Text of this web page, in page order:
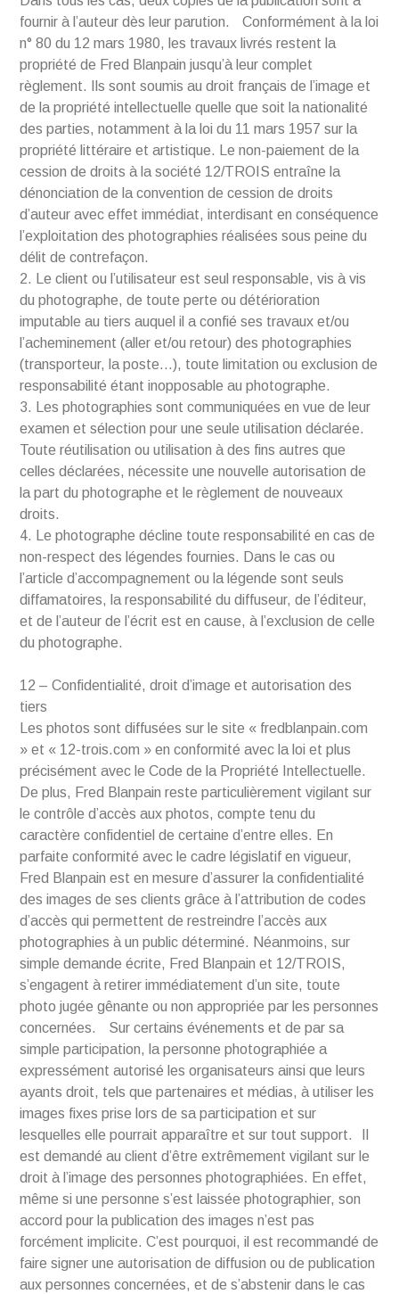
fournir à l’auteur dès leur parution. Conformément à la loi
n° 80 du 12 mars 1980, les travaux livrés restent la
propriété de Fred Blanpain jusqu’à leur complet
règlement. Ils sont soumis au droit français de l’image et
de la propriété intellectuelle quelle que soit la nationalité
des parties, notamment à la loi du 11 mars 1957 sur la
propriété littéraire et artistique. Le non-paiement de la
cession de droits à la société 12/TROIS entraîne la
dénonciation de la convention de cession de droits
d’auteur avec effet immédiat, interdisant en conséquence
l’exploitation des photographies réalisées sous peine du
délit de contrefaçon.
2. Le client ou l’utilisateur est seul responsable, vis à vis
du photographe, de toute perte ou détérioration
imputable au tiers auquel il a confié ses travaux et/ou
l’acheminement (aller et/ou retour) des photographies
(transporteur, la poste…), toute limitation ou exclusion de
responsabilité étant inopposable au photographe.
3. Les photographies sont communiquées en vue de leur
examen et sélection pour une seule utilisation déclarée.
Toute réutilisation ou utilisation à des fins autres que
celles déclarées, nécessite une nouvelle autorisation de
la part du photographe et le règlement de nouveaux
droits.
4. Le photographe décline toute responsabilité en cas de
non-respect des légendes fournies. Dans le cas ou
l’article d’accompagnement ou la légende sont seuls
diffamatoires, la responsabilité du diffuseur, de l’éditeur,
et de l’auteur de l’écrit est en cause, à l’exclusion de celle
du photographe.
12 – Confidentialité, droit d’image et autorisation des
tiers
Les photos sont diffusées sur le site « fredblanpain.com
» et « 12-trois.com » en conformité avec la loi et plus
précisément avec le Code de la Propriété Intellectuelle.
De plus, Fred Blanpain reste particulièrement vigilant sur
le contrôle d’accès aux photos, compte tenu du
caractère confidentiel de certaine d’entre elles. En
parfaite conformité avec le cadre législatif en vigueur,
Fred Blanpain est en mesure d’assurer la confidentialité
des images de ses clients grâce à l’attribution de codes
d’accès qui permettent de restreindre l’accès aux
photographies à un public déterminé. Néanmoins, sur
simple demande écrite, Fred Blanpain et 12/TROIS,
s’engagent à retirer immédiatement d’un site, toute
photo jugée gênante ou non appropriée par les personnes
concernées. Sur certains événements et de par sa
simple participation, la personne photographiée a
expressément autorisé les organisateurs ainsi que leurs
ayants droit, tels que partenaires et médias, à utiliser les
images fixes prise lors de sa participation et sur
lesquelles elle pourrait apparaître et sur tout support. Il
est demandé au client d’être extrêmement vigilant sur le
droit à l’image des personnes photographiées. En effet,
même si une personne s’est laissée photographier, son
accord pour la publication des images n’est pas
forcément implicite. C’est pourquoi, il est recommandé de
faire signer une autorisation de diffusion ou de publication
aux personnes concernées, et de s’abstenir dans le cas